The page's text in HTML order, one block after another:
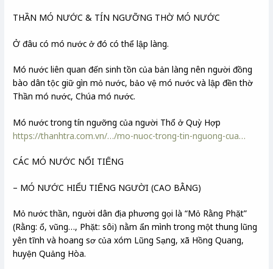
THẦN MÓ NƯỚC & TÍN NGƯỠNG THỜ MÓ NƯỚC
Ở đâu có mó nước ở đó có thể lập làng.
Mó nước liên quan đến sinh tồn của bản làng nên người đồng
bào dân tộc giữ gìn mỏ nước, bảo vệ mó nước và lập đền thờ
Thần mó nước, Chúa mó nước.
Mó nước trong tín ngưỡng của người Thổ ở Quỳ Hợp
https://thanhtra.com.vn/…/mo-nuoc-trong-tin-nguong-cua…
CÁC MÓ NƯỚC NỔI TIẾNG
– MÓ NƯỚC HIỂU TIẾNG NGƯỜI (CAO BẰNG)
Mỏ nước thần, người dân địa phương gọi là “Mỏ Rằng Phặt”
(Rằng: ổ, vũng…, Phặt: sôi) nằm ẩn mình trong một thung lũng
yên tĩnh và hoang sơ của xóm Lũng Sạng, xã Hồng Quang,
huyện Quảng Hòa.